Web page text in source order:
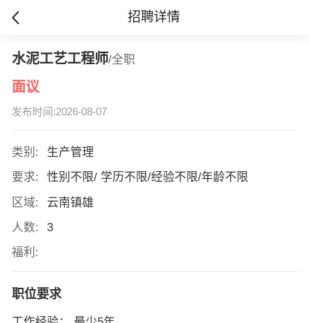
招聘详情
水泥工艺工程师/全职
面议
发布时间:2026-08-07
类别:
生产管理
要求:
性别不限/ 学历不限/经验不限/年龄不限
区域:
云南镇雄
人数:
3
福利:
职位要求